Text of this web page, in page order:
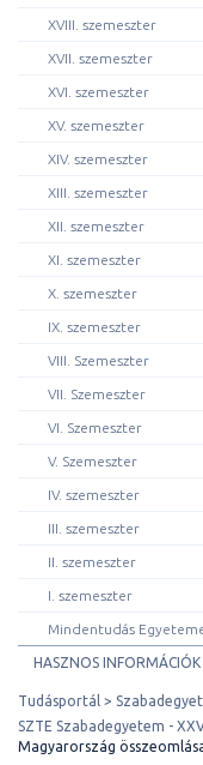
XVIII. szemeszter
XVII. szemeszter
XVI. szemeszter
XV. szemeszter
XIV. szemeszter
XIII. szemeszter
XII. szemeszter
XI. szemeszter
X. szemeszter
IX. szemeszter
VIII. Szemeszter
VII. Szemeszter
VI. Szemeszter
V. Szemeszter
IV. szemeszter
III. szemeszter
II. szemeszter
I. szemeszter
Mindentudás
HASZNOS INFORMÁCIÓK
Tudásportál
SZTE Szabadegyetem -
Magyarország